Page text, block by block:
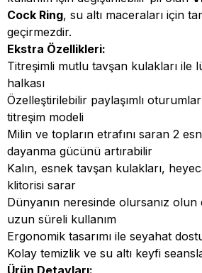
Cock Ring, su altı maceraları için
geçirmezdir.
Ekstra Özellikleri:
Titreşimli mutlu tavşan kulakları ile
halkası
Özelleştirilebilir paylaşımlı
titreşim modeli
Milin ve topların etrafını saran 2
dayanma gücünü artırabilir
Kalın, esnek tavşan kulakları,
klitorisi sarar
Dünyanın neresinde olursanız
uzun süreli kullanım
Ergonomik tasarımı ile seyahat
Kolay temizlik ve su altı keyfi